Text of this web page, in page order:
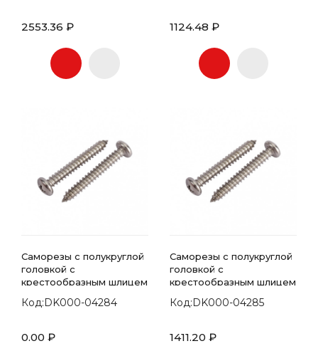
2553.36 ₽ 1124.48 ₽
Саморезы с полукруглой
головкой с
крестообразным шлицем
Код:DK000-04284
0.00 ₽
Саморезы с полукруглой
головкой с
крестообразным шлицем
Код:DK000-04285
1411.20 ₽